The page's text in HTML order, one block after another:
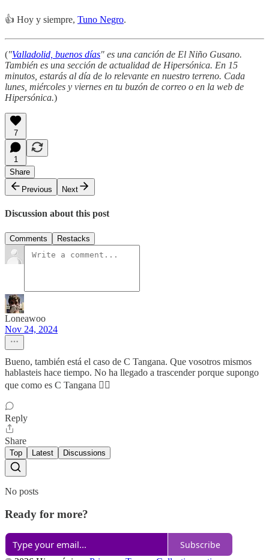
👍 Hoy y siempre, Tuno Negro.
("Valladolid, buenos días" es una canción de El Niño Gusano.
También es una sección de actualidad de Hipersónica. En 15
minutos, estarás al día de lo relevante en nuestro terreno. Cada
lunes, miércoles y viernes en tu buzón de correo o en la web de
Hipersónica.)
7
1
Share
Previous
Next
Discussion about this post
Comments Restacks
Loneawoo
Nov 24, 2024
Bueno, también está el caso de C Tangana. Que vosotros mismos
hablasteis hace tiempo. No ha llegado a trascender porque supongo
que como es C Tangana 😮‍💨
Reply
Share
Top Latest Discussions
No posts
Ready for more?
Subscribe